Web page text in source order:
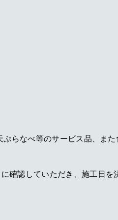
らなべ等のサービス品、ま
確認していただき、施工日を